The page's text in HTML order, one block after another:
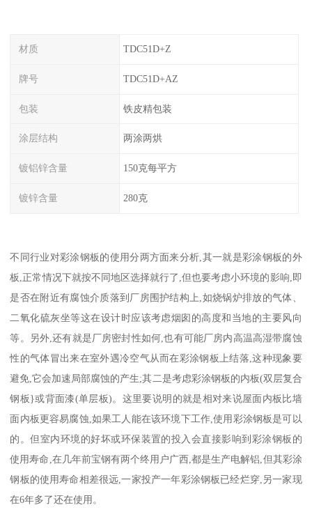
材质 TDC51D+Z
牌号 TDC51D+AZ
包装 铁皮精包装
涂层结构 两涂两烘
镀铝锌含量 150克每平方
镀锌含量 280克
不同行业对彩涂钢板的使用分两方面来分析,其一就是彩涂钢板的外
板,正常情况下就按不同地区选择就行了,但也要考虑小环境的影响,即
是否在附近有腐蚀介质落到厂房围护结构上,如烧锅炉排放的气体、
二氧化硫灰坐等这在设计时应该考虑烟囱的高度和当地的主要风向
等。另外,还有就是厂房密封性如何,也有可能厂房内高温高湿带腐蚀
性的气体冒出来在室外遇冷空气从而在彩涂钢板上结落,这种现象要
避免,它会加速局部腐蚀的产生;其二是考虑彩涂钢板的内板(双层复合
钢板}或背面漆(单层板)。这里要说明的就是相对来说屋面内板比墙
面内板更容易腐蚀,如果工人能在该环境下工作,使用彩涂钢板是可以
的。但室内环境的好坏或环保装置的投入会直接影响到彩涂钢板的
使用寿命,在几年前宝钢有两个终用户广西,都是生产电解铝,但其彩涂
钢板的使用寿命相差很远,一家投产一年彩涂钢板已经烂穿,另一家现
在6年多了还在使用。